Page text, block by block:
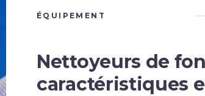
ÉQUIPEMENT
Nettoyeurs de
caractéristiques